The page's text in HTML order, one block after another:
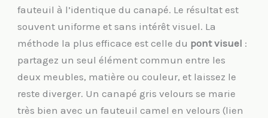
fauteuil à l’identique du canapé. Le résultat est
souvent uniforme et sans intérêt visuel. La
méthode la plus efficace est celle du pont visuel :
partagez un seul élément commun entre les
deux meubles, matière ou couleur, et laissez le
reste diverger. Un canapé gris velours se marie
très bien avec un fauteuil camel en velours (lien